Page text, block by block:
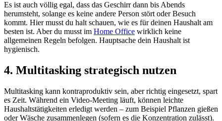
Es ist auch völlig egal, dass das Geschirr dann bis Abends
herumsteht, solange es keine andere Person stört oder Besuch
kommt. Hier musst du halt schauen, wie es für deinen Haushalt am
besten ist. Aber du musst im Home Office wirklich keine
allgemeinen Regeln befolgen. Hauptsache dein Haushalt ist
hygienisch.
4. Multitasking strategisch nutzen
Multitasking kann kontraproduktiv sein, aber richtig eingesetzt, spart
es Zeit. Während ein Video-Meeting läuft, können leichte
Haushaltstätigkeiten erledigt werden – zum Beispiel Pflanzen gießen
oder Wäsche zusammenlegen (sofern es die Konzentration zulässt).